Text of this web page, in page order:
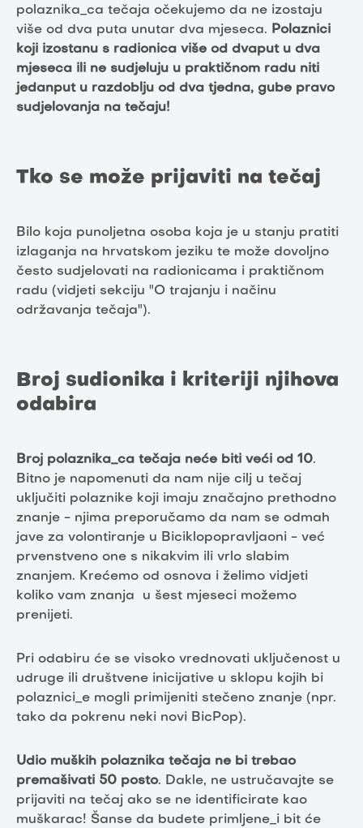
polaznika_ca tečaja očekujemo da ne izostaju
više od dva puta unutar dva mjeseca. Polaznici
koji izostanu s radionica više od dvaput u dva
mjeseca ili ne sudjeluju u praktičnom radu niti
jedanput u razdoblju od dva tjedna, gube pravo
sudjelovanja na tečaju!
Tko se može prijaviti na tečaj
Bilo koja punoljetna osoba koja je u stanju pratiti
izlaganja na hrvatskom jeziku te može dovoljno
često sudjelovati na radionicama i praktičnom
radu (vidjeti sekciju "O trajanju i načinu
održavanja tečaja").
Broj sudionika i kriteriji njihova
odabira
Broj polaznika_ca tečaja neće biti veći od 10.
Bitno je napomenuti da nam nije cilj u tečaj
uključiti polaznike koji imaju značajno prethodno
znanje - njima preporučamo da nam se odmah
jave za volontiranje u Biciklopopravljaoni - već
prvenstveno one s nikakvim ili vrlo slabim
znanjem. Krećemo od osnova i želimo vidjeti
koliko vam znanja u šest mjeseci možemo
prenijeti.
Pri odabiru će se visoko vrednovati uključenost u
udruge ili društvene inicijative u sklopu kojih bi
polaznici_e mogli primijeniti stečeno znanje (npr.
tako da pokrenu neki novi BicPop).
Udio muških polaznika tečaja ne bi trebao
premašivati 50 posto. Dakle, ne ustručavajte se
prijaviti na tečaj ako se ne identificirate kao
muškarac! Šanse da budete primljene_i bit će